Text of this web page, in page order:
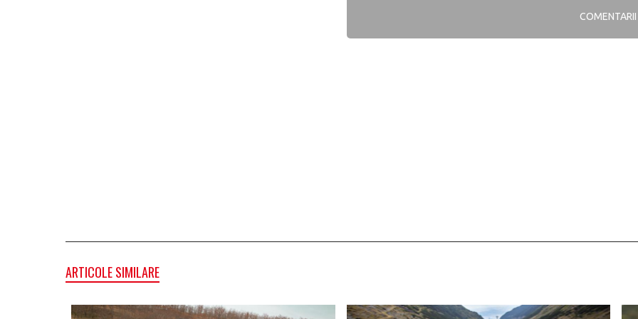
COMENTARII
ARTICOLE SIMILARE